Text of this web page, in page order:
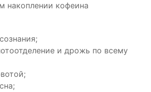
накоплении кофеина
и дрожь по всему